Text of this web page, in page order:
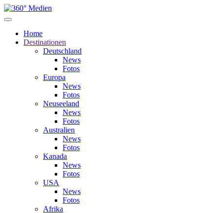
Home
Destinationen
Deutschland
News
Fotos
Europa
News
Fotos
Neuseeland
News
Fotos
Australien
News
Fotos
Kanada
News
Fotos
USA
News
Fotos
Afrika